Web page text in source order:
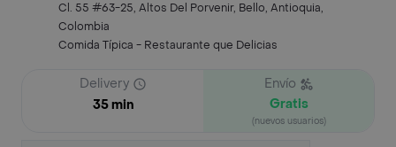
Cl. 55 #63-25, Altos Del Porvenir, Bello, Antioquia,
Colombia
Comida Típica - Restaurante que Delicias
Delivery
35 min
Envío
Gratis
(nuevos usuarios)